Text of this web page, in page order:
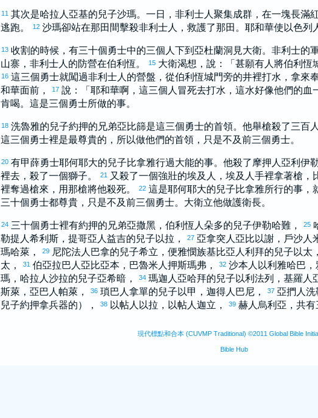
11 其次是哈拉 人 亞基的兒子沙瑪。一日， 非利士人聚集成群，在一塊長滿
逃跑。
12 沙瑪卻站在那田間擊殺非利士人，救護了那田。耶和華使 以色列
13 收割的時候，有三十個勇士中的三個人下到 亞杜蘭洞見大衛。 非利士的
山寨， 非利士人的防營在伯利恆。 15 大衛渴想，說：「甚願有人將伯利恆
16 這三個勇士就闖過非利士人的營盤，從伯利恆城門旁的井裡打水，拿來
和華面前，
17 說：「耶和華啊，這三個人冒死去打水，這水好像他們的血
肯喝。這是三個勇士所做的事。
18 洗魯雅的兒子約押的兄弟亞比篩是這三個勇士的首領。他舉槍殺了三百
這三個勇士裡是最尊貴的，所以做他們的首領，只是不及前三個勇士。
20 有甲薛勇士耶何耶大的兒子比拿雅行過大能的事。他殺了摩押人 亞利伊
裡去，殺了一個獅子。
21 又殺了一個強壯的埃及 人， 埃及 人手裡拿著槍，
裡奪過槍來，用那槍將他殺死。
22 這是耶何耶大的兒子比拿雅所行的事，
三十個勇士都尊貴，只是不及前三個勇士。 大衛立他做護衛長。
24 三十個勇士裡有約押的兄弟亞撒黑， 伯利恆人 朵多的兒子伊勒哈難， 25
勒提 人 希利斯， 提哥亞 人 益吉的兒子 以拉 ， 27 亞拿突 人 亞比以謝， 戶沙人
瑪哈萊， 29 尼陀法人 巴拿的兒子希立 ， 便雅憫族基比亞 人 利拜的兒子 以太
太 ， 31 伯亞拉巴 人 亞比亞本， 巴魯米人 押斯瑪弗， 32 沙本人 以利雅哈巴 ，
瑪， 哈拉 人 沙拉的兒子亞希暗， 34 瑪迦 人 亞哈拜的兒子 以利法列 ， 基羅 人
斯萊， 亞巴 人 帕萊， 36 瑣巴 人 拿單的兒子 以甲 ， 迦得人 巴尼， 37 亞捫 人 洗
兒子約押拿兵器的）， 38 以帖人 以拉 ， 以帖人 迦立 ， 39 赫人 烏利亞 ，共
現代標點和合本 (CUVMP Traditional) ©2011 Global Bible
Bible Hub